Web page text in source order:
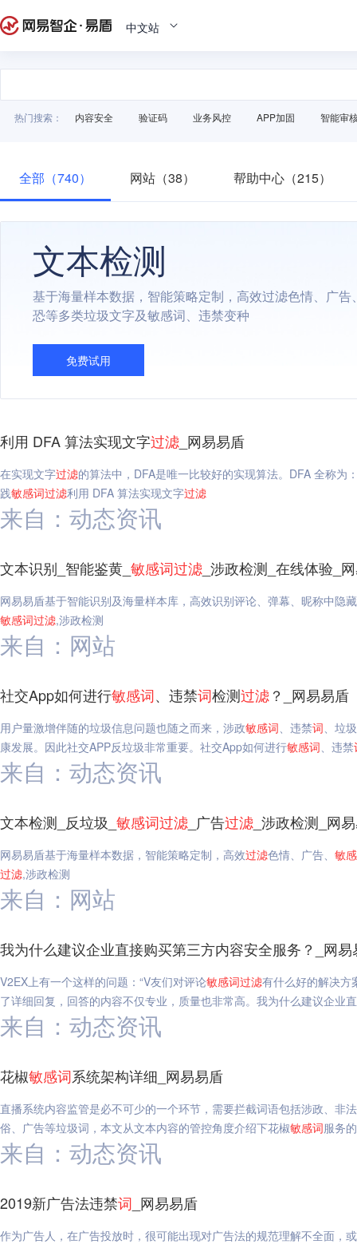
中文站
热门搜索： 内容安全 验证码 业务风控 APP加固 智能审
全部（740） 网站（38） 帮助中心（215）
文本检测
基于海量样本数据，智能策略定制，高效过滤色情、广告
恐等多类垃圾文字及敏感词、违禁变种
免费试用
利用 DFA 算法实现文字过滤 _网易易盾
在实现文字过滤的算法中，DFA是唯一比较好的实现算法。DFA 全称
践敏感词过滤利用 DFA 算法实现文字过滤
来自：动态资讯
文本识别_智能鉴黄_ 敏感词过滤 _涉政检测_在线体验_
网易易盾基于智能识别及海量样本库，高效识别评论、弹幕、昵称中隐
敏感词过滤,涉政检测
来自：网站
社交App如何进行敏感词、违禁词检测过滤 ？_网易易盾
用户量激增伴随的垃圾信息问题也随之而来，涉政敏感词、违禁词、垃
康发展。因此社交APP反垃圾非常重要。社交App如何进行敏感词、违禁
来自：动态资讯
文本检测_反垃圾_ 敏感词过滤 _广告过滤 _涉政检测_网
网易易盾基于海量样本数据，智能策略定制，高效过滤色情、广告、 敏感
过滤,涉政检测
来自：网站
我为什么建议企业直接购买第三方内容安全服务？_网易
V2EX上有一个这样的问题：“V友们对评论敏感词过滤有什么好的解决方
了详细回复，回答的内容不仅专业，质量也非常高。我为什么建议企业
来自：动态资讯
花椒敏感词系统架构详细_网易易盾
直播系统内容监管是必不可少的一个环节，需要拦截词语包括涉政、非
俗、广告等垃圾词，本文从文本内容的管控角度介绍下花椒敏感词服务
来自：动态资讯
2019新广告法违禁词 _网易易盾
作为广告人，在广告投放时，很可能出现对广告法的规范理解不全面，